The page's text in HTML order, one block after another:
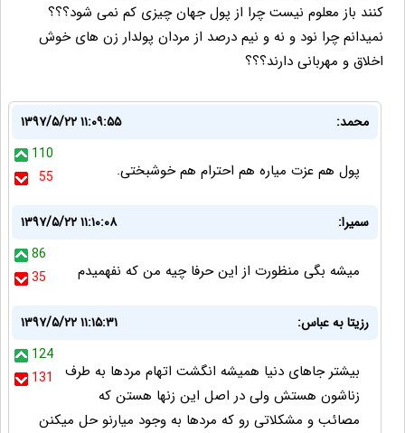
ﮐﻨﻨﺪ ﺑﺎﺯ ﻣﻌﻠﻮﻡ ﻧﻴﺴﺖ ﭼﺮﺍ ﺍﺯ ﭘﻮﻝ ﺟﻬﺎﻥ ﭼﻴﺰﯼ ﮐﻢ ﻧﻤﯽ ﺷﻮﺩ؟؟؟
نمیدانم چرا ﻧﻮﺩ ﻭ نه ﻭ ﻧﻴﻢ ﺩﺭﺻﺪ ﺍﺯ ﻣﺮﺩﺍﻥ ﭘﻮﻟﺪﺍﺭ ﺯﻥ ﻫﺎﯼ ﺧﻮﺵ
ﺍﺧﻼ‌ﻕ ﻭ ﻣﻬﺮﺑﺎﻧﯽ ﺩﺍﺭﻧﺪ؟؟؟
محمد:
۱۳۹۷/۵/۲۲ ۱۱:۰۹:۵۵
110
55
پول هم عزت میاره هم احترام هم خوشبختی.
سمیرا:
۱۳۹۷/۵/۲۲ ۱۱:۱۰:۰۸
86
35
میشه بگی منظورت از این حرفا چیه من که نفهمیدم
رزیتا به عباس:
۱۳۹۷/۵/۲۲ ۱۱:۱۵:۳۱
124
131
بیشتر جاهای دنیا همیشه ﺍﻧﮕﺸﺖ ﺍﺗﻬﺎﻡ ﻣﺮﺩها به طرف
زناشون هستش ﻭﻟﯽ در اصل این زنها هستن که
مصائب و مشکلاتی رو ﮐﻪ ﻣﺮﺩها ﺑﻪ ﻭﺟﻮﺩ میارنو ﺣﻞ میکنن